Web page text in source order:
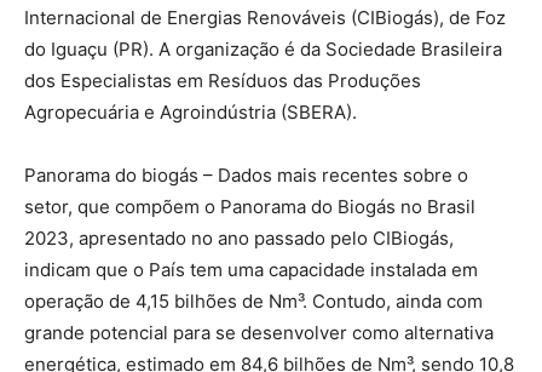
Internacional de Energias Renováveis (CIBiogás), de Foz
do Iguaçu (PR). A organização é da Sociedade Brasileira
dos Especialistas em Resíduos das Produções
Agropecuária e Agroindústria (SBERA).
Panorama do biogás – Dados mais recentes sobre o
setor, que compõem o Panorama do Biogás no Brasil
2023, apresentado no ano passado pelo CIBiogás,
indicam que o País tem uma capacidade instalada em
operação de 4,15 bilhões de Nm³. Contudo, ainda com
grande potencial para se desenvolver como alternativa
energética, estimado em 84,6 bilhões de Nm³, sendo 10,8